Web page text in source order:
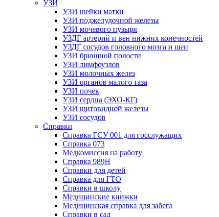
УЗИ
УЗИ шейки матки
УЗИ поджелудочной железы
УЗИ мочевого пузыря
УЗДГ артерий и вен нижних конечностей
УЗДГ сосудов головного мозга и шеи
УЗИ брюшной полости
УЗИ лимфоузлов
УЗИ молочных желез
УЗИ органов малого таза
УЗИ почек
УЗИ сердца (ЭХО-КГ)
УЗИ щитовидной железы
УЗИ сосудов
Справки
Справка ГСУ 001 для госслужащих
Справка 073
Медкомиссия на работу
Справка 989Н
Справки для детей
Справка для ГТО
Справки в школу
Медицинские книжки
Медицинская справка для забега
Справки в сад